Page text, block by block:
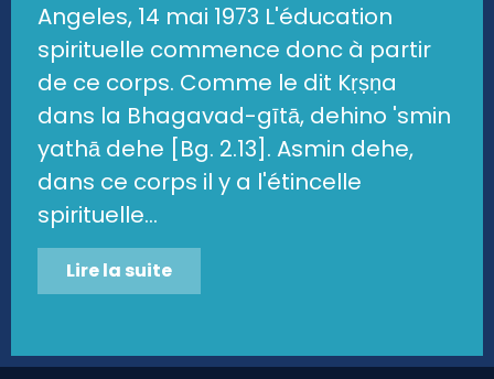
Angeles, 14 mai 1973 L'éducation
spirituelle commence donc à partir
de ce corps. Comme le dit Kṛṣṇa
dans la Bhagavad-gītā, dehino 'smin
yathā dehe [Bg. 2.13]. Asmin dehe,
dans ce corps il y a l'étincelle
spirituelle...
Lire la suite